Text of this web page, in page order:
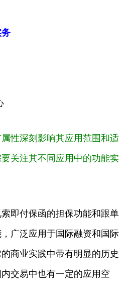
性深刻影响其应用范围和适
关注其不同应用中的功能实
即付保函的担保功能和跟单
广泛应用于国际融资和国际
商业实践中带有明显的历史
交易中也有一定的应用空